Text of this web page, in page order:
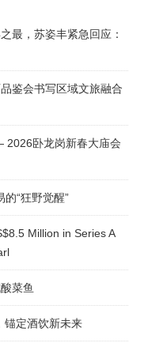
最，苏姿丰紧急回应：
鉴会书写区域文旅融合
2026卧龙岗新春大庙会
“狂野觉醒”
Million in Series A
菜鱼
锚定酒饮新未来